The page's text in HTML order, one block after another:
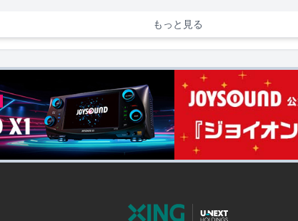
もっと見る